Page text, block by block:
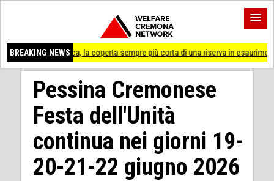
BREAKING NEWS
idrica, la coperta sempre più corta di una riserva in esaurimento
Pessina Cremonese
Festa dell'Unità
continua nei giorni 19-
20-21-22 giugno 2026